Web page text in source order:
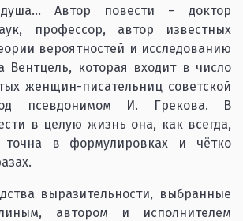
душа… Автор повести – доктор
профессор, автор известных
вероятностей и исследованию
Вентцель, которая входит в число
женщин-писательниц советской
псевдонимом И. Грекова. В
в целую жизнь она, как всегда,
точна в формулировках и чётко
выразительности, выбранные
автором и исполнителем